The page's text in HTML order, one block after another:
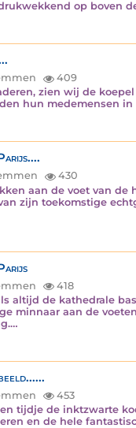
op boven
409
zien wij de
hun medemensen
430
aan de voet van de
zijn toekomstige
418
altijd de kathedrale
minnaar aan de
453
tijdje de inktzwarte
en de hele